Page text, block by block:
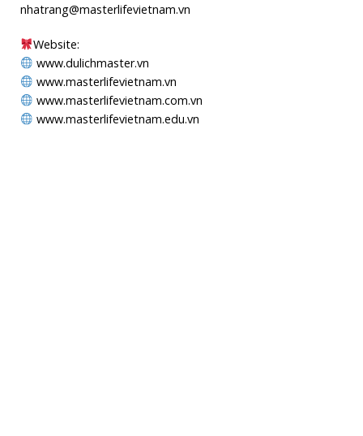
nhatrang@masterlifevietnam.vn
Website:
www.dulichmaster.vn
www.masterlifevietnam.vn
www.masterlifevietnam.com.vn
www.masterlifevietnam.edu.vn